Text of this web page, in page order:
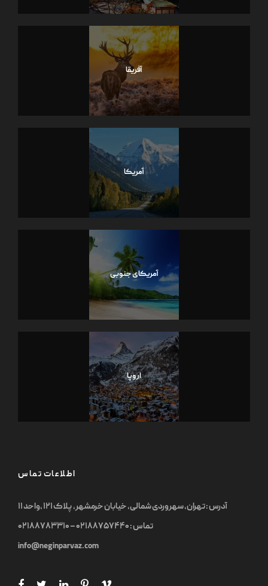
آفریقا
آمریکا
آمریکای جنوبی
اروپا
اطلاعات تماس
آدرس : تهران, سهروردی شمالی, خیابان خرمشهر, پلاک ۱۲۱ ,واحد ۱۱
تماس : ۰۲۱۸۸۷۵۷۴۴۰ – ۰۲۱۸۸۷۸۳۳۱۰
info@neginparvaz.com